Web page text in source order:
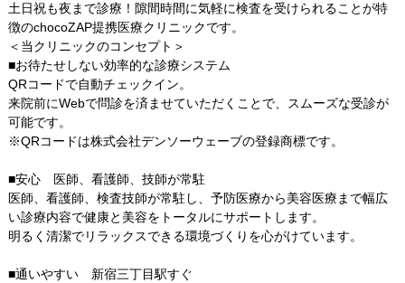
土日祝も夜まで診療！隙間時間に気軽に検査を受けられることが特
徴のchocoZAP提携医療クリニックです。
＜当クリニックのコンセプト＞
■お待たせしない効率的な診療システム​
QRコードで自動チェックイン。
来院前にWebで問診を済ませていただくことで、スムーズな受診が
可能です。
※QRコードは株式会社デンソーウェーブの登録商標です。
■安心 医師、看護師、技師が常駐
医師、看護師、検査技師が常駐し、予防医療から美容医療まで幅広
い診療内容で健康と美容をトータルにサポートします。
明るく清潔でリラックスできる環境づくりを心がけています。
■通いやすい 新宿三丁目駅すぐ